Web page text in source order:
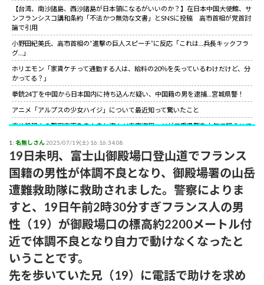
【台湾、南沙諸島、西沙諸島が日本領になるがいいのか？】在日本中国大使館、サ
ンフランシスコ講和条約「不法かつ無効な文書」とSNSに投稿 高市首相が党首討
論で引用
小野田紀美氏、高市首相の“進撃の巨人スピーチ”に反応「これは…兵長キックフラ
グ…」
ホリエモン「家賃ケチって通勤する人は、給料の20％を失っているわけだけど、分
かってる？」
拳銃24丁を中国から日本国内に持ち込んだ疑い、中国籍の男を逮捕…宮城県警！
アニメ「アルプスの少女ハイジ」について最近知って驚いたこと
事故処理中の警察車両をまんまと盗んだ車窃盗犯、だが三重県警を本気で怒らせて
山上徹也が喉から手が出るほど欲しくて50万円詐欺られた拳銃を3千円で日本国内
で売っていた中国人逮捕
【朗報】中国上海ライブ強制終了の大槻マキにグラス米国駐日大使が日本語でエー
ル！米国バンドの代表曲捧げ「信念貫いて」［12/3］
【世紀の性犯罪】故・ジャニー喜多川氏による性被害への最終的な結末
小野田紀美氏、高市首相の“進撃の巨人スピーチ”に反応「これは…兵長キックフラ
グ…」
サイコパスってほとんどは社会的に成功している人間なんだがな。
1: 名無しさん2025/07/19(土) 16:16:34.08
19日未明、富士山御殿場口登山道でフランス
国籍の男性が体調不良となり、御殿場署の山岳
遭難救助隊に救助されました。警察によりま
すと、19日午前2時30分すぎフランス人の男
性（19）が御殿場口の標高約2200メートル付
近で体調不良となり自力で動けなくなったと
いうことです。
先を歩いていた兄（19）に電話で助けを求め